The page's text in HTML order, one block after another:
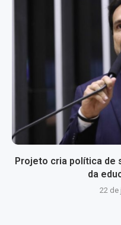
Projeto cria política de
da
22 de